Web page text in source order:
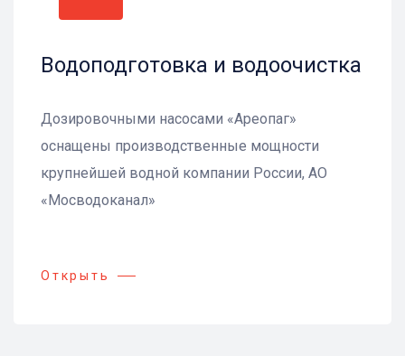
Водоподготовка и водоочистка
Дозировочными насосами «Ареопаг»
оснащены производственные мощности
крупнейшей водной компании России, АО
«Мосводоканал»
Открыть